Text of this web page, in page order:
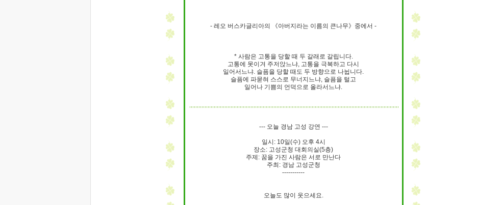
- 레오 버스카글리아의 《아버지라는 이름의 큰나무》중에서 -
* 사람은 고통을 당할 때 두 갈래로 갈립니다.
고통에 못이겨 주저앉느냐, 고통을 극복하고 다시
일어서느냐. 슬픔을 당할 때도 두 방향으로 나뉩니다.
슬픔에 파묻혀 스스로 무너지느냐, 슬픔을 털고
일어나 기쁨의 언덕으로 올라서느냐.
--- 오늘 경남 고성 강연 ---
일시: 10일(수) 오후 4시
장소: 고성군청 대회의실(5층)
주제: 꿈을 가진 사람은 서로 만난다
주최: 경남 고성군청
-----------
오늘도 많이 웃으세요.